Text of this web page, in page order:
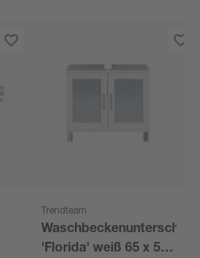
Trendteam
'Florida' weiß 65 x 56